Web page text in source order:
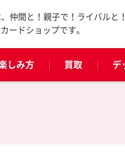
仲間と！親子で！ライバルと
ードショップです。
しみ方 買取 デ